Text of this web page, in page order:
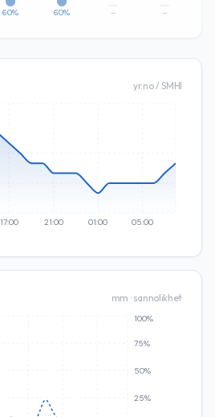
60% 60% – –
yr.no / SMHI
17:00 21:00 01:00 05:00
mm · sannolikhet
25%
50%
75%
100%